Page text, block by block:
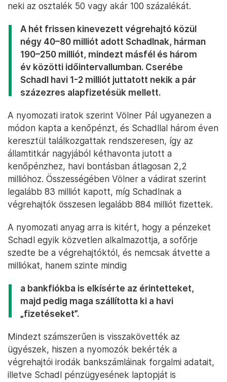
neki az osztalék 50 vagy akár 100 százalékát.
A hét frissen kinevezett végrehajtó közül
négy 40–80 milliót adott Schadlnak, hárman
190–250 milliót, mindezt másfél és három
év közötti időintervallumban. Cserébe
Schadl havi 1-2 milliót juttatott nekik a pár
százezres alapfizetésük mellett.
A nyomozati iratok szerint Völner Pál ugyanezen a
módon kapta a kenőpénzt, és Schadllal három éven
keresztül találkozgattak rendszeresen, így az
államtitkár nagyjából kéthavonta jutott a
kenőpénzhez, havi bontásban átlagosan 2,2
millióhoz. Összességében Völner a vádirat szerint
legalább 83 milliót kapott, míg Schadlnak a
végrehajtók összesen legalább 884 milliót fizettek.
A nyomozati anyag arra is kitért, hogy a pénzeket
Schadl egyik közvetlen alkalmazottja, a sofőrje
szedte be a végrehajtóktól, és nemcsak átvette a
milliókat, hanem szinte mindig
a bankfiókba is elkísérte az érintetteket,
majd pedig maga szállította ki a havi
„fizetéseket”.
Mindezt számszerűen is visszakövették az
ügyészek, hiszen a nyomozók bekérték a
végrehajtói irodák bankszámláinak forgalmi adatait,
illetve Schadl pénzügyesének laptopját is